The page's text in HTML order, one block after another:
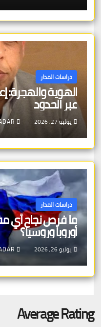
دراسات المدار
الهوية والهجرة:
عبر الحدود
يوليو 27, 2026
دراسات المدار
ما فرص نجاح أي
أوروبا وروسيا؟
يوليو 26, 2026
Average Rating